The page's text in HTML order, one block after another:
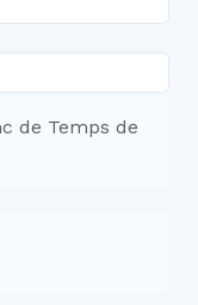
de Temps de